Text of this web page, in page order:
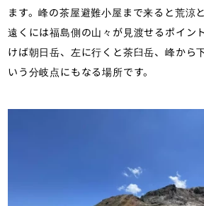
ます。峰の茶屋避難小屋まで来ると荒涼
遠くには福島側の山々が見渡せるポイン
けば朝日岳、左に行くと茶臼岳、峰から
いう分岐点にもなる場所です。